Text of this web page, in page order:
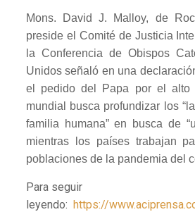
Mons. David J. Malloy, de
preside el Comité de Justicia
la Conferencia de Obispos
Unidos señaló en una
el pedido del Papa por el
mundial busca profundizar los
familia humana” en busca de
mientras los países trabajan
poblaciones de la pandemia del
Para seguir
leyendo: https://